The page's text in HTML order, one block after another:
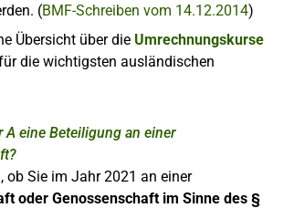
(BMF-Schreiben vom 14.12.2014)
Übersicht über die Umrechnungskurse
die wichtigsten ausländischen
A eine Beteiligung an einer
ob Sie im Jahr 2021 an einer
oder Genossenschaft im Sinne des §